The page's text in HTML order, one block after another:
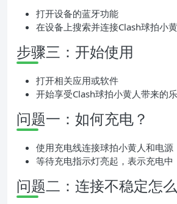
打开设备的蓝牙功能
在设备上搜索并连接Clash球拍小
步骤三：开始使用
打开相关应用或软件
开始享受Clash球拍小黄人带来的
问题一：如何充电？
使用充电线连接球拍小黄人和电源
等待充电指示灯亮起，表示充电中
问题二：连接不稳定怎